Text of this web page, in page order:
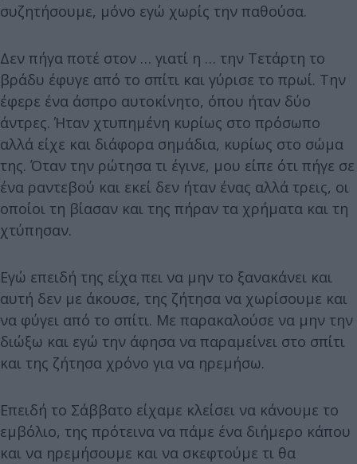
συζητήσουμε, μόνο εγώ χωρίς την παθούσα.
Δεν πήγα ποτέ στον … γιατί η … την Τετάρτη το
βράδυ έφυγε από το σπίτι και γύρισε το πρωί. Την
έφερε ένα άσπρο αυτοκίνητο, όπου ήταν δύο
άντρες. Ήταν χτυπημένη κυρίως στο πρόσωπο
αλλά είχε και διάφορα σημάδια, κυρίως στο σώμα
της. Όταν την ρώτησα τι έγινε, μου είπε ότι πήγε σε
ένα ραντεβού και εκεί δεν ήταν ένας αλλά τρεις, οι
οποίοι τη βίασαν και της πήραν τα χρήματα και τη
χτύπησαν.
Εγώ επειδή της είχα πει να μην το ξανακάνει και
αυτή δεν με άκουσε, της ζήτησα να χωρίσουμε και
να φύγει από το σπίτι. Με παρακαλούσε να μην την
διώξω και εγώ την άφησα να παραμείνει στο σπίτι
και της ζήτησα χρόνο για να ηρεμήσω.
Επειδή το Σάββατο είχαμε κλείσει να κάνουμε το
εμβόλιο, της πρότεινα να πάμε ένα διήμερο κάπου
και να ηρεμήσουμε και να σκεφτούμε τι θα